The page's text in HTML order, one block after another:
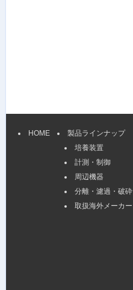
HOME
製品ラインナップ
培養装置
計測・制御
周辺機器
分離・濾過・破砕
取扱海外メーカー